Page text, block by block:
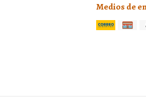
Medios de